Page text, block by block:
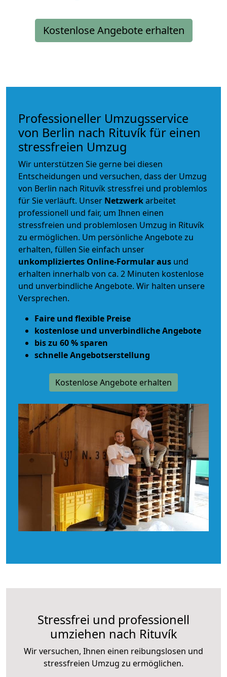
Kostenlose Angebote erhalten
Professioneller Umzugsservice
von Berlin nach Rituvík für einen
stressfreien Umzug
Wir unterstützen Sie gerne bei diesen
Entscheidungen und versuchen, dass der Umzug
von Berlin nach Rituvík stressfrei und problemlos
für Sie verläuft. Unser Netzwerkarbeitet
professionell und fair, um Ihnen einen
stressfreien und problemlosen Umzug in Rituvík
zu ermöglichen. Um persönliche Angebote zu
erhalten, füllen Sie einfach unser
unkompliziertes Online-Formular aus und
erhalten innerhalb von ca. 2 Minuten kostenlose
und unverbindliche Angebote. Wir halten unsere
Versprechen.
Faire und flexible Preise
kostenlose und unverbindliche Angebote
bis zu 60 % sparen
schnelle Angebotserstellung
Kostenlose Angebote erhalten
Stressfrei und professionell
umziehen nach Rituvík
Wir versuchen, Ihnen einen reibungslosen und
stressfreien Umzug zu ermöglichen.